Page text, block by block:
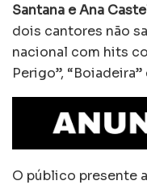
Santana e Ana
dois cantores não
nacional com hits
Perigo”,
O público presente